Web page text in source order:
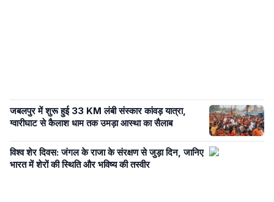
जबलपुर में शुरू हुई 33 KM लंबी संस्कार कांवड़ यात्रा,
ग्वारीघाट से कैलाश धाम तक उमड़ा आस्था का सैलाब
विश्व शेर दिवस: जंगल के राजा के संरक्षण से जुड़ा दिन, जानिए
भारत में शेरों की स्थिति और भविष्य की तस्वीर